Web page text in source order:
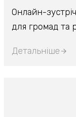
Онлайн-
для громад та
Детальніше